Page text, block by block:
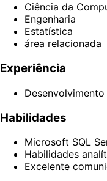
Ciência da
Engenharia
Estatística
área relacionada
Experiência
Habilidades
Microsoft SQL
Habilidades
Excelente